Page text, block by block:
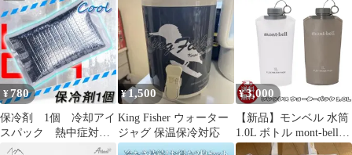
バッグ エコバッグ おし
ゃれ トートバッグ お弁
当袋 サイドポケット
保冷6
¥ 780
保冷剤 1個 冷却アイ
スパック 熱中症対
策 空調服 BBQ 村
¥1,500
King Fisher ウォーター
ジャグ 保温保冷対応
¥3,000
【新品】モンベル 水筒
1.0L ボトル mont-bell
フレックス ウォーター